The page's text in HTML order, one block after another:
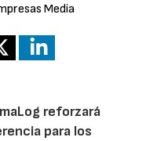
Media
reforzará
para los